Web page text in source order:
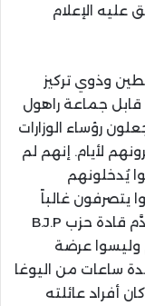
عليه الإعلام
وذوي تركيز
جماعة راهول
رؤساء الوزارات
لأيام. إنهم لم
يُدخلونهم
يتصرفون غالباً
كما لو أن من حقهم أن يَحكُموا، فقد قدَّم قادة حزب B.J.P
وليسوا عرضة
ساعات من اليوغا
أفراد عائلته